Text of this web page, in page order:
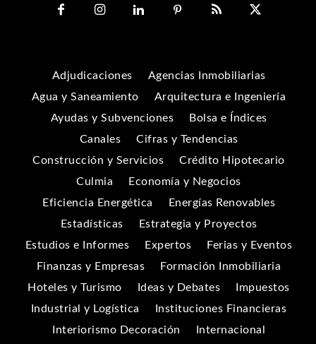
Adjudicaciones
Agencias Inmobiliarias
Agua y Saneamiento
Arquitectura e Ingeniería
Ayudas y Subvenciones
Bolsa e Índices
Canales
Cifras y Tendencias
Construcción y Servicios
Crédito Hipotecario
Culmia
Economía y Negocios
Eficiencia Energética
Energías Renovables
Estadísticas
Estrategia y Proyectos
Estudios e Informes
Expertos
Ferias y Eventos
Finanzas y Empresas
Formación Inmobiliaria
Hoteles y Turismo
Ideas y Debates
Impuestos
Industrial y Logística
Instituciones Financieras
Interiorismo Decoración
Internacional